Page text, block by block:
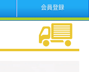
会員登録